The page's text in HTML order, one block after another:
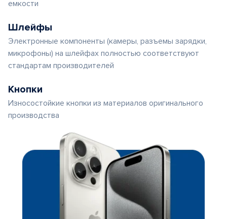
емкости
Шлейфы
Электронные компоненты (камеры, разъемы зарядки,
микрофоны) на шлейфах полностью соответствуют
стандартам производителей
Кнопки
Износостойкие кнопки из материалов оригинального
производства